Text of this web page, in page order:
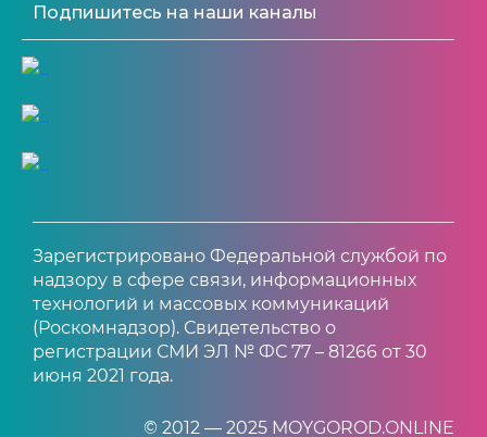
Подпишитесь на наши каналы
Зарегистрировано Федеральной службой по
надзору в сфере связи, информационных
технологий и массовых коммуникаций
(Роскомнадзор). Свидетельство о
регистрации СМИ ЭЛ № ФС 77 – 81266 от 30
июня 2021 года.
© 2012 — 2025 MOYGOROD.ONLINE